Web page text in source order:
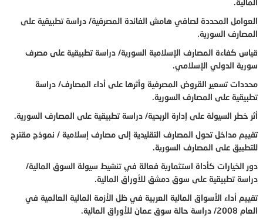
العوامل المحددة لصافي هامش الفائدة المصرفية/ دراسة تطبيقية على
المصارف السورية.
قياس كفاءة المصارف الإسلامية السورية/ دراسة تطبيقية على مصرف
سورية الدولي الإسلامي.
محددات تسعير القروض المصرفية وأثرها على أداء المصارف/ دراسة
تطبيقية على المصارف السورية.
أثر خطر السيولة على إدارة الربحية/ دراسة تطبيقية على المصارف السورية.
تقييم مداخل تحول المصارف التقليدية إلى مصارف إسلامية / نموذج مقترح
للتطبيق على المصارف السورية.
دور الخيارات كأداة استثمارية فعالة في تنشيط سيولة السوق المالية/
دراسة تطبيقية على سوق دمشق للأوراق المالية.
تقييم أداء الأسواق المالية العربية في ظل الأزمة المالية العالمية في
العام 2008/ دراسة حالة سوق عمان للأوراق المالية.